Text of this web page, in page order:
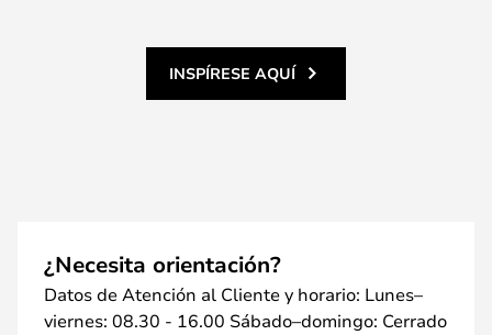
INSPÍRESE AQUÍ
¿Necesita orientación?
Datos de Atención al Cliente y horario: Lunes–
viernes: 08.30 - 16.00 Sábado–domingo: Cerrado